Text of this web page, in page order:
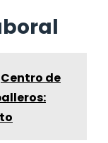
Centro de